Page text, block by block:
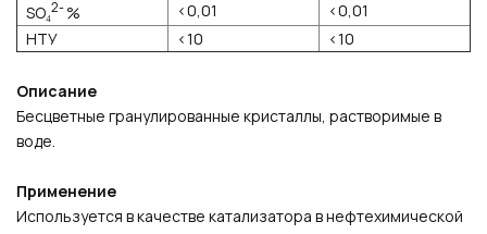
SO₄2- % <0,01
<0,01
НТУ
<10 <10
Описание
Бесцветные гранулированные кристаллы, растворимые в
воде.
Применение
Используется в качестве катализатора в нефтехимической